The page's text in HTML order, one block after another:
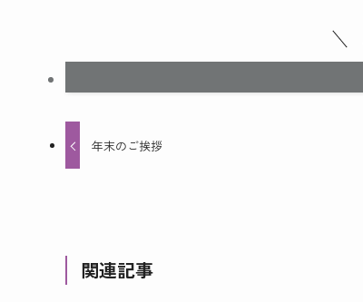
年末のご挨拶
関連記事